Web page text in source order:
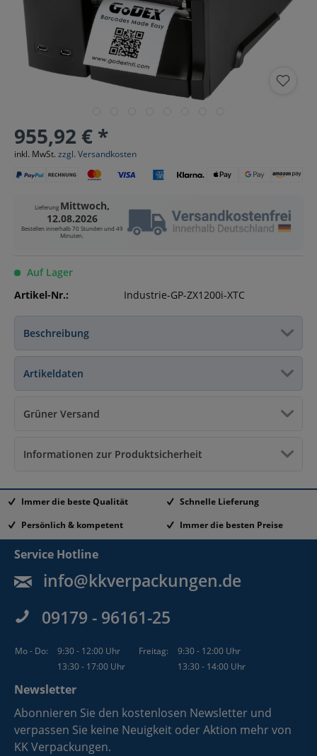
955,92 € *
inkl. MwSt. zzgl. Versandkosten
Lieferung Mittwoch,
12.08.2026
Bestellen innerhalb70 Stunden und 49
Minuten.
Auf Lager
Artikel-Nr.:
Industrie-GP-ZX1200i-XTC
Beschreibung
Artikeldaten
Grüner Versand
Informationen zur Produktsicherheit
Immer die beste Qualität
Schnelle Lieferung
Persönlich & kompetent
Immer die besten Preise
Service Hotline
info@kkverpackungen.de
09179 - 96161-25
Mo - Do: 9:30 - 12:00 Uhr Freitag:
9:30 - 12:00 Uhr
13:30 - 17:00 Uhr
13:30 - 14:00 Uhr
Newsletter
Abonnieren Sie den kostenlosen Newsletter und
verpassen Sie keine Neuigkeit oder Aktion mehr von
KK Verpackungen.